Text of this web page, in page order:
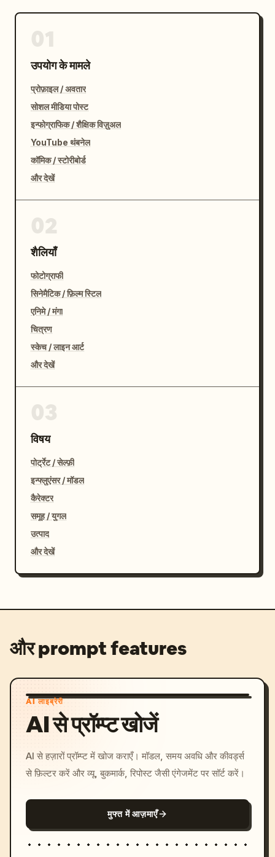
उपयोग के मामले
प्रोफ़ाइल / अवतार
सोशल मीडिया पोस्ट
इन्फोग्राफिक / शैक्षिक विज़ुअल
YouTube थंबनेल
कॉमिक / स्टोरीबोर्ड
और देखें
शैलियाँ
फोटोग्राफी
सिनेमैटिक / फ़िल्म स्टिल
एनिमे / मंगा
चित्रण
स्केच / लाइन आर्ट
और देखें
विषय
पोर्ट्रेट / सेल्फ़ी
इन्फ्लुएंसर / मॉडल
कैरेक्टर
समूह / युगल
उत्पाद
और देखें
और prompt features
AI लाइब्रेरी
AI से प्रॉम्प्ट खोजें
AI से हज़ारों प्रॉम्प्ट में खोज कराएँ। मॉडल, समय अवधि और कीवर्ड्स
से फ़िल्टर करें और व्यू, बुकमार्क, रिपोस्ट जैसी एंगेजमेंट पर सॉर्ट करें।
मुफ्त में आज़माएँ